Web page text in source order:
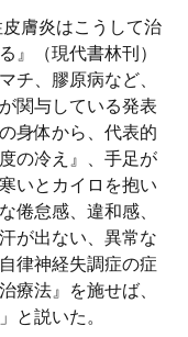
膚炎はこうして治
』（現代書林刊）
チ、膠原病など、
関与している発表
身体から、代表的
の冷え』、手足が
いとカイロを抱い
倦怠感、違和感、
が出ない、異常な
律神経失調症の症
療法』を施せば、
と説いた。